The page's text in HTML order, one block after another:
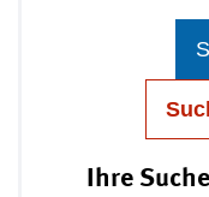
Ihre